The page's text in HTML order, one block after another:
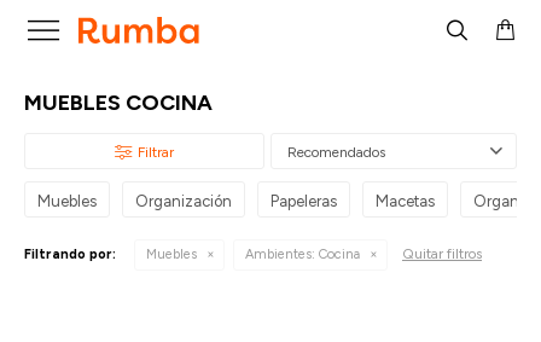

MUEBLES COCINA
Recomendados
Muebles Organización Papeleras Macetas
Filtrando por: Muebles Ambientes: Cocina Quitar filtros